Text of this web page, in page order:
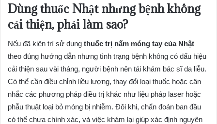
Dùng thuốc Nhật nhưng bệnh không
cải thiện, phải làm sao?
Nếu đã kiên trì sử dụng thuốc trị nấm móng tay của Nhật
theo đúng hướng dẫn nhưng tình trạng bệnh không có dấu hiệu
cải thiện sau vài tháng, người bệnh nên tái khám bác sĩ da liễu.
Có thể cần điều chỉnh liều lượng, thay đổi loại thuốc hoặc cân
nhắc các phương pháp điều trị khác như liệu pháp laser hoặc
phẫu thuật loại bỏ móng bị nhiễm. Đôi khi, chẩn đoán ban đầu
có thể chưa chính xác, và việc khám lại giúp xác định nguyên